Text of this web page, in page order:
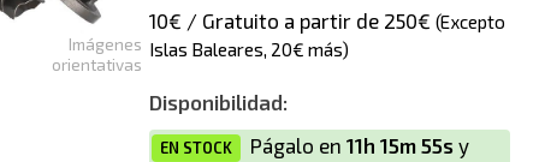
10€ / Gratuito a partir de 250€ (Excepto
Islas Baleares, 20€ más)
Disponibilidad:
EN STOCK Págalo en 11h 15m 55s y
Imágenes
orientativas